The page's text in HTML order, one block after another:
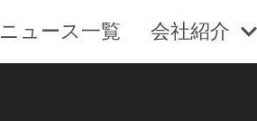
ニュース一覧 会社紹介